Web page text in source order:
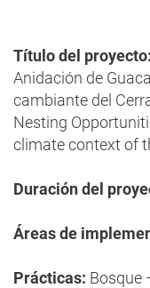
Título del proyecto:
Anidación de
cambiante del
Nesting
climate context of
Duración del
Áreas de
Prácticas: Bosque